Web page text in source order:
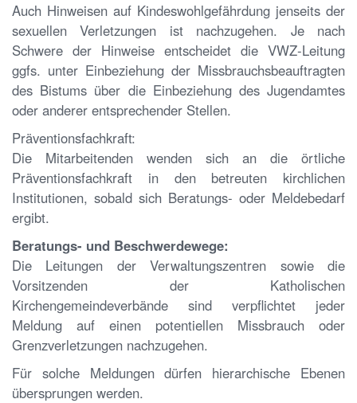
Auch Hinweisen auf Kindeswohlgefährdung jenseits der
sexuellen Verletzungen ist nachzugehen. Je nach
Schwere der Hinweise entscheidet die VWZ-Leitung
ggfs. unter Einbeziehung der Missbrauchsbeauftragten
des Bistums über die Einbeziehung des Jugendamtes
oder anderer entsprechender Stellen.
Präventionsfachkraft:
Die Mitarbeitenden wenden sich an die örtliche
Präventionsfachkraft in den betreuten kirchlichen
Institutionen, sobald sich Beratungs- oder Meldebedarf
ergibt.
Beratungs- und Beschwerdewege:
Die Leitungen der Verwaltungszentren sowie die
Vorsitzenden der Katholischen
Kirchengemeindeverbände sind verpflichtet jeder
Meldung auf einen potentiellen Missbrauch oder
Grenzverletzungen nachzugehen.
Für solche Meldungen dürfen hierarchische Ebenen
übersprungen werden.